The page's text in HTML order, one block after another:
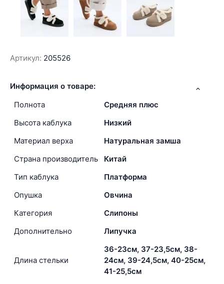
Артикул: 205526
Информация о товаре:
Полнота
Средняя плюс
Высота каблука
Низкий
Материал верха
Натуральная замша
Страна производитель
Китай
Тип каблука
Платформа
Опушка
Овчина
Категория
Слипоны
Дополнительно
Липучка
Длина стельки
36-23см, 37-23,5см, 38-
24см, 39-24,5см, 40-25см,
41-25,5см